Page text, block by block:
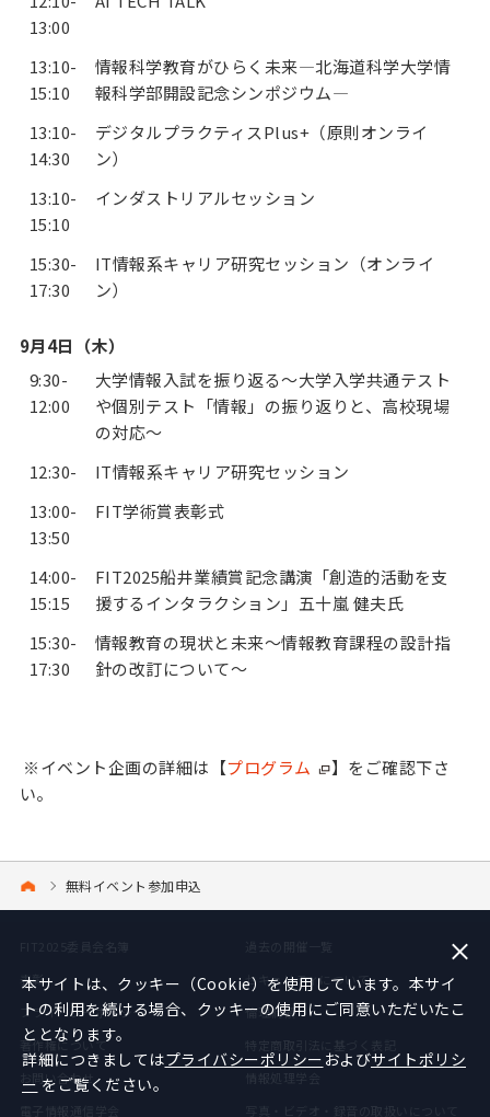
13:00
13:10-
15:10
情報科学教育がひらく未来—北海道科学大学情
報科学部開設記念シンポジウム—
13:10-
14:30
デジタルプラクティスPlus+（原則オンライ
ン）
13:10-
15:10
インダストリアルセッション
15:30-
17:30
IT情報系キャリア研究セッション（オンライ
ン）
9月4日（木）
9:30-
12:00
大学情報入試を振り返る〜大学入学共通テスト
や個別テスト「情報」の振り返りと、高校現場
の対応〜
12:30-
IT情報系キャリア研究セッション
13:00-
13:50
FIT学術賞表彰式
14:00-
15:15
FIT2025船井業績賞記念講演「創造的活動を支
援するインタラクション」五十嵐 健夫氏
15:30-
17:30
情報教育の現状と未来〜情報教育課程の設計指
針の改訂について〜
※イベント企画の詳細は【プログラム
】をご確認下さ
い。
無料イベント参加申込
表彰
セキュリティについて
プライバシーポリシー
倫理綱領
著作権について
お問い合わせ
本サイトは、クッキー（Cookie）を使用しています。本サイ
トの利用を続ける場合、クッキーの使用にご同意いただいたこ
ととなります。
詳細につきましてはプライバシーポリシー およびサイトポリシ
ー をご覧ください。